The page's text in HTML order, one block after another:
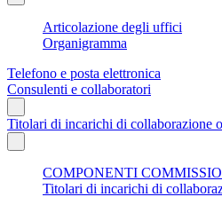
Articolazione degli uffici
Organigramma
Telefono e posta elettronica
Consulenti e collaboratori
Titolari di incarichi di collaborazione
COMPONENTI
Titolari di incarichi di